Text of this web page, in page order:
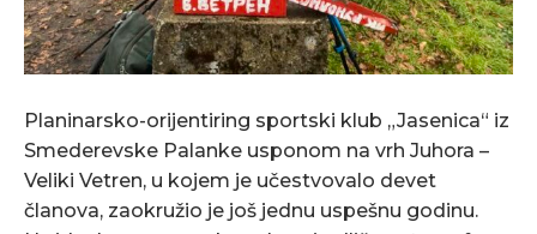
Planinarsko-orijentiring sportski klub „Jasenica“ iz
Smederevske Palanke usponom na vrh Juhora –
Veliki Vetren, u kojem je učestvovalo devet
članova, zaokružio je još jednu uspešnu godinu.